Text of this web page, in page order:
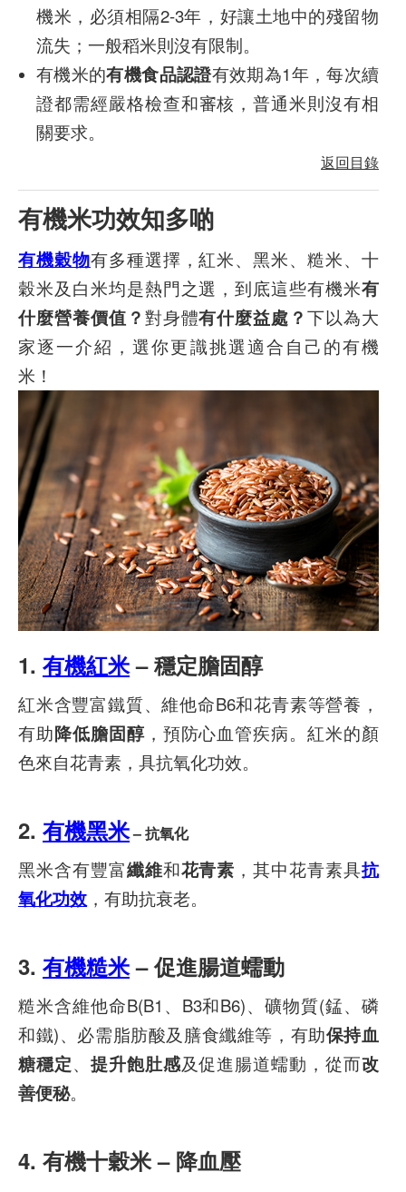
機米，必須相隔2-3年，好讓土地中的殘留物
流失；一般稻米則沒有限制。
有機米的有機食品認證有效期為1年，每次續
證都需經嚴格檢查和審核，普通米則沒有相
關要求。
返回目錄
有機米功效知多啲
有機穀物有多種選擇，紅米、黑米、糙米、十
穀米及白米均是熱門之選，到底這些有機米有
什麼營養價值？對身體有什麼益處？下以為大
家逐一介紹，選你更識挑選適合自己的有機
米！
1. 有機紅米– 穩定膽固醇
紅米含豐富鐵質、維他命B6和花青素等營養，
有助降低膽固醇，預防心血管疾病。紅米的顏
色來自花青素，具抗氧化功效。
2. 有機黑米– 抗氧化
黑米含有豐富纖維和花青素 ，其中花青素具抗
氧化功效 ，有助抗衰老。
3. 有機糙米– 促進腸道蠕動
糙米含維他命B(B1、B3和B6)、礦物質(錳、磷
和鐵)、必需脂肪酸及膳食纖維等，有助保持血
糖穩定、 提升飽肚感及促進腸道蠕動，從而改
善便秘。
4. 有機十穀米 – 降血壓